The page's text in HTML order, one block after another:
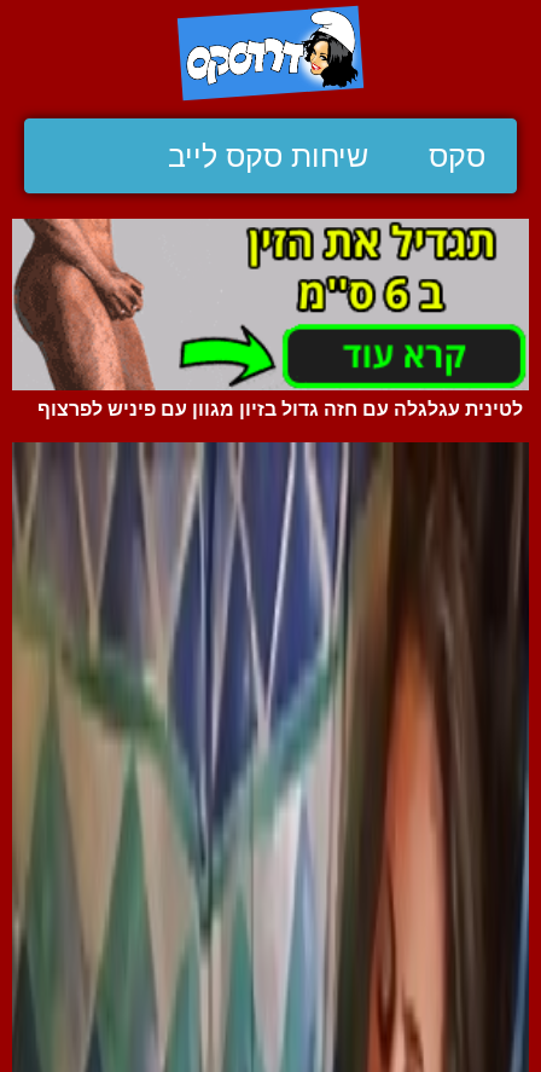
סקס שיחות סקס לייב
לטינית עגלגלה עם חזה גדול בזיון מגוון עם פיניש לפרצוף